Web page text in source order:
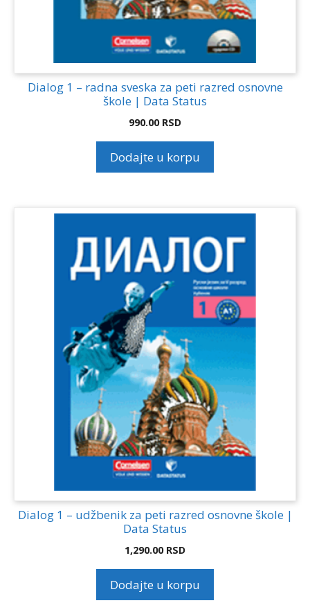
Dialog 1 – radna sveska za peti razred osnovne
škole | Data Status
990.00 RSD
Dodajte u korpu
Dialog 1 – udžbenik za peti razred osnovne škole |
Data Status
1,290.00 RSD
Dodajte u korpu